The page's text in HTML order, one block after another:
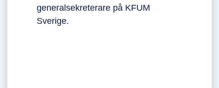
generalsekreterare på KFUM
Sverige.